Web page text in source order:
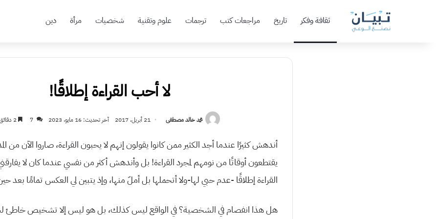
ثقافة وفكر تاريخ مراجعات كتب ترجمات علوم وتقنية شخصيات مرأة دين
لا أحب القراءة إطلاقًا!
محمد خالد مصطفى 21 أبريل، 2017 آخر تحديث: 16 مايو، 2023 7
أندهش كثيرًا عندما أجد الكثير ممن كانوا يقولون إنهم لا يحبون القراءة، صاروا الآن من
يقتطعون أوقاتًا من نومهم لمجرد القراءة! بل وأندهش أكثر من نفسي عندما كان لا
القراءة إطلاقًا -عدم حبي لها-ولا أتحملها بل أملّ منها، وإذ يتبين لي العكس تمامًا بعد
هل هذا انفصام في الشخصية؟ في الواقع ليس كذلك، بل هو ليس إلا تشخيص خاطئ